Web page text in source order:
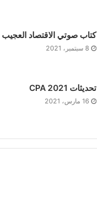
كتاب صوتي الاقتصاد
8 سبتمبر، 2021
تحديثات CPA 2021
16 مارس، 2021